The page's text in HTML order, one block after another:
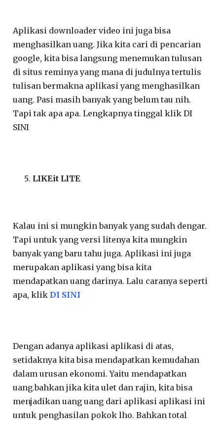
Aplikasi downloader video ini juga bisa
menghasilkan uang. Jika kita cari di pencarian
google, kita bisa langsung menemukan tulusan
di situs reminya yang mana di judulnya tertulis
tulisan bermakna aplikasi yang menghasilkan
uang. Pasi masih banyak yang belum tau nih.
Tapi tak apa apa. Lengkapnya tinggal klik DI
SINI
LIKEit LITE
Kalau ini si mungkin banyak yang sudah dengar.
Tapi untuk yang versi litenya kita mungkin
banyak yang baru tahu juga. Aplikasi ini juga
merupakan aplikasi yang bisa kita
mendapatkan uang darinya. Lalu caranya seperti
apa, klikDI SINI
Dengan adanya aplikasi aplikasi di atas,
setidaknya kita bisa mendapatkan kemudahan
dalam urusan ekonomi. Yaitu mendapatkan
uang.bahkan jika kita ulet dan rajin, kita bisa
menjadikan uang uang dari aplikasi aplikasi ini
untuk penghasilan pokok lho. Bahkan total